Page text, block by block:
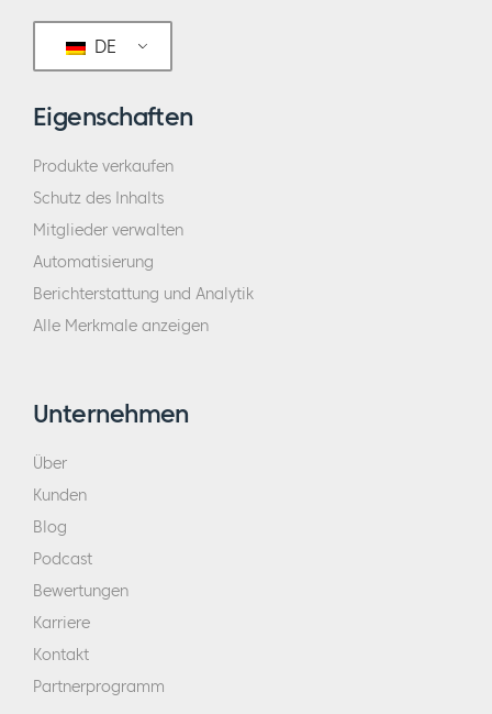
DE
Eigenschaften
Produkte verkaufen
Schutz des Inhalts
Mitglieder verwalten
Automatisierung
Berichterstattung und Analytik
Alle Merkmale anzeigen
Unternehmen
Über
Kunden
Blog
Podcast
Bewertungen
Karriere
Kontakt
Partnerprogramm